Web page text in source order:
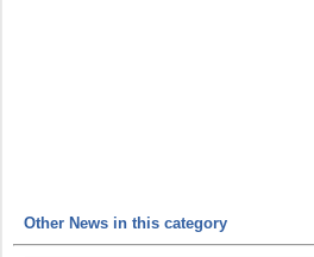
Other News in this category